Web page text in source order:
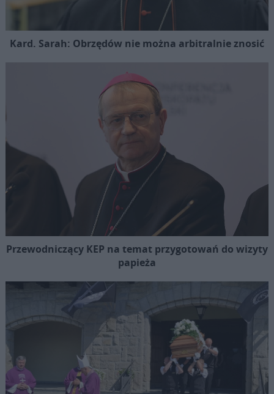
Kard. Sarah: Obrzędów nie można arbitralnie znosić
Przewodniczący KEP na temat przygotowań do wizyty
papieża